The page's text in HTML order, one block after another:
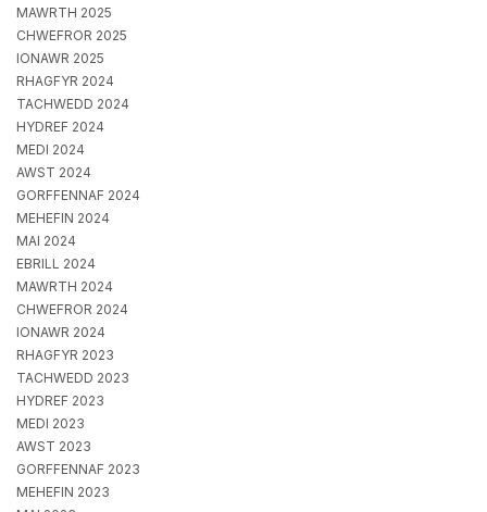
MAWRTH 2025
CHWEFROR 2025
IONAWR 2025
RHAGFYR 2024
TACHWEDD 2024
HYDREF 2024
MEDI 2024
AWST 2024
GORFFENNAF 2024
MEHEFIN 2024
MAI 2024
EBRILL 2024
MAWRTH 2024
CHWEFROR 2024
IONAWR 2024
RHAGFYR 2023
TACHWEDD 2023
HYDREF 2023
MEDI 2023
AWST 2023
GORFFENNAF 2023
MEHEFIN 2023